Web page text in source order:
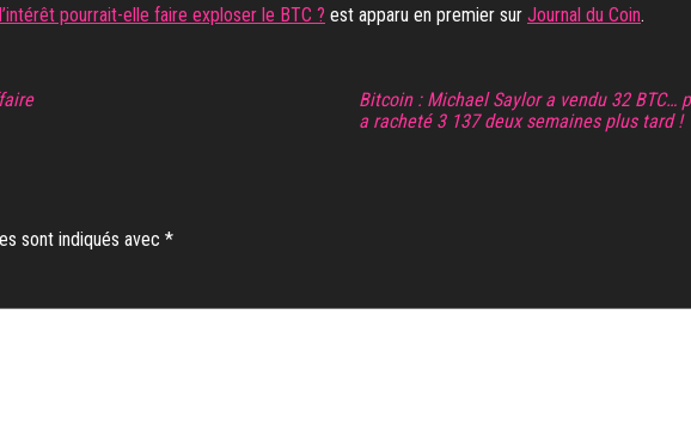
pourrait-elle faire exploser le BTC ? est apparu en premier sur Journal du Coin.
Bitcoin : Michael Saylor a vendu 32 BTC…
a racheté 3 137 deux semaines plus tard !
sont indiqués avec *